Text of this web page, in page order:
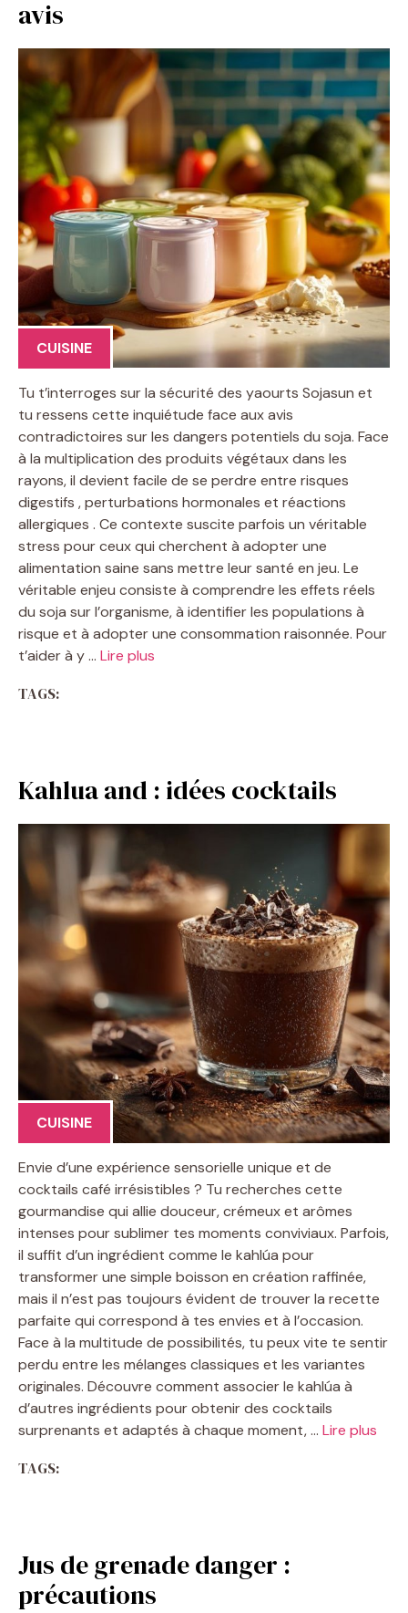
avis
CUISINE
Tu t’interroges sur la sécurité des yaourts Sojasun et
tu ressens cette inquiétude face aux avis
contradictoires sur les dangers potentiels du soja. Face
à la multiplication des produits végétaux dans les
rayons, il devient facile de se perdre entre risques
digestifs , perturbations hormonales et réactions
allergiques . Ce contexte suscite parfois un véritable
stress pour ceux qui cherchent à adopter une
alimentation saine sans mettre leur santé en jeu. Le
véritable enjeu consiste à comprendre les effets réels
du soja sur l’organisme, à identifier les populations à
risque et à adopter une consommation raisonnée. Pour
t’aider à y … Lire plus
TAGS:
Kahlua and : idées cocktails
CUISINE
Envie d’une expérience sensorielle unique et de
cocktails café irrésistibles ? Tu recherches cette
gourmandise qui allie douceur, crémeux et arômes
intenses pour sublimer tes moments conviviaux. Parfois,
il suffit d’un ingrédient comme le kahlúa pour
transformer une simple boisson en création raffinée,
mais il n’est pas toujours évident de trouver la recette
parfaite qui correspond à tes envies et à l’occasion.
Face à la multitude de possibilités, tu peux vite te sentir
perdu entre les mélanges classiques et les variantes
originales. Découvre comment associer le kahlúa à
d’autres ingrédients pour obtenir des cocktails
surprenants et adaptés à chaque moment, … Lire plus
TAGS:
Jus de grenade danger :
précautions